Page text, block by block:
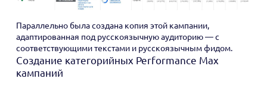
Параллельно была создана копия этой кампании,
адаптированная под русскоязычную аудиторию — с
соответствующими текстами и русскоязычным фидом.
Создание категорийных Performance Max
кампаний